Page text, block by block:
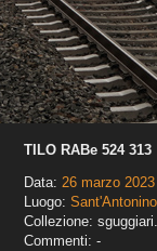
TILO RABe 524 313
Data: 26 marzo 2023
Luogo: Sant'Antonino
Collezione:
Commenti: -